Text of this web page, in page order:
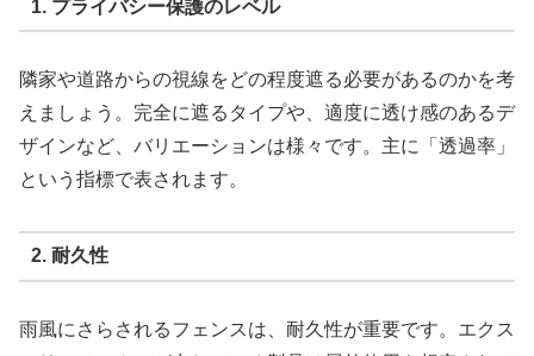
1. プライバシー保護のレベル
隣家や道路からの視線をどの程度遮る必要があるのかを考
えましょう。完全に遮るタイプや、適度に透け感のあるデ
ザインなど、バリエーションは様々です。主に「透過率」
という指標で表されます。
2. 耐久性
雨風にさらされるフェンスは、耐久性が重要です。エクス